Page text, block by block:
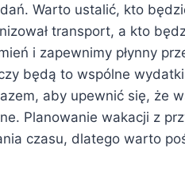
Warto ustalić, kto
transport, a kto
i zapewnimy płynny
będą to wspólne
aby upewnić się, że
Planowanie wakacji z
czasu, dlatego warto